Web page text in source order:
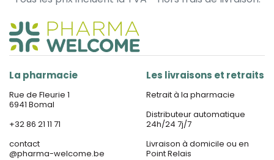
La pharmacie
Rue de Fleurie 1
6941 Bomal
+32 86 21 11 71
contact
@pharma-welcome.be
Les livraisons et retraits
Retrait à la pharmacie
Distributeur automatique
24h/24 7j/7
Livraison à domicile ou en
Point Relais